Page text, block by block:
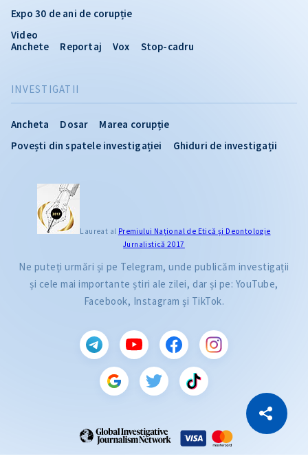
Copiază Link
INVESTIGATII
Ancheta Dosar
Marea corupție
Povești din spatele investigației
Ghiduri de investigații
Expo 30 de ani de corupție
Video
Anchete
Reportaj Vox Stop-cadru
Laureat al Premiului Naţional de Etică și Deontologie
Jurnalistică 2017
Ne puteți urmări și pe Telegram, unde publicăm investigații
și cele mai importante știri ale zilei, dar și pe: YouTube,
Facebook, Instagram și TikTok.